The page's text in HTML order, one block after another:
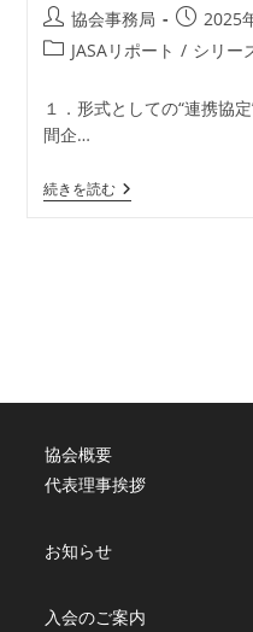
投
稿
協会事務局
投
稿
日:
2025
投
カ
テ
ゴ
ー:
JASAリポート / シリー
１．形式としての“連携協
間企…
続きを読む地
域
JASA
略
16
７】
協会概要
代表理事挨拶
お知らせ
入会のご案内